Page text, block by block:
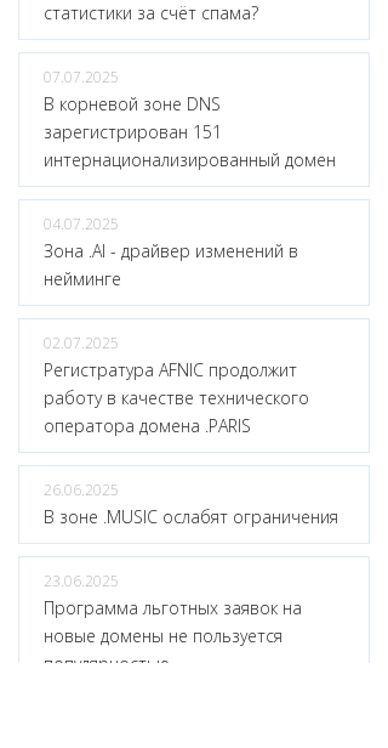
статистики за счёт спама?
07.07.2025
В корневой зоне DNS
зарегистрирован 151
интернационализированный домен
04.07.2025
Зона .AI - драйвер изменений в
нейминге
02.07.2025
Регистратура AFNIC продолжит
работу в качестве технического
оператора домена .PARIS
26.06.2025
В зоне .MUSIC ослабят ограничения
23.06.2025
Программа льготных заявок на
новые домены не пользуется
популярностью